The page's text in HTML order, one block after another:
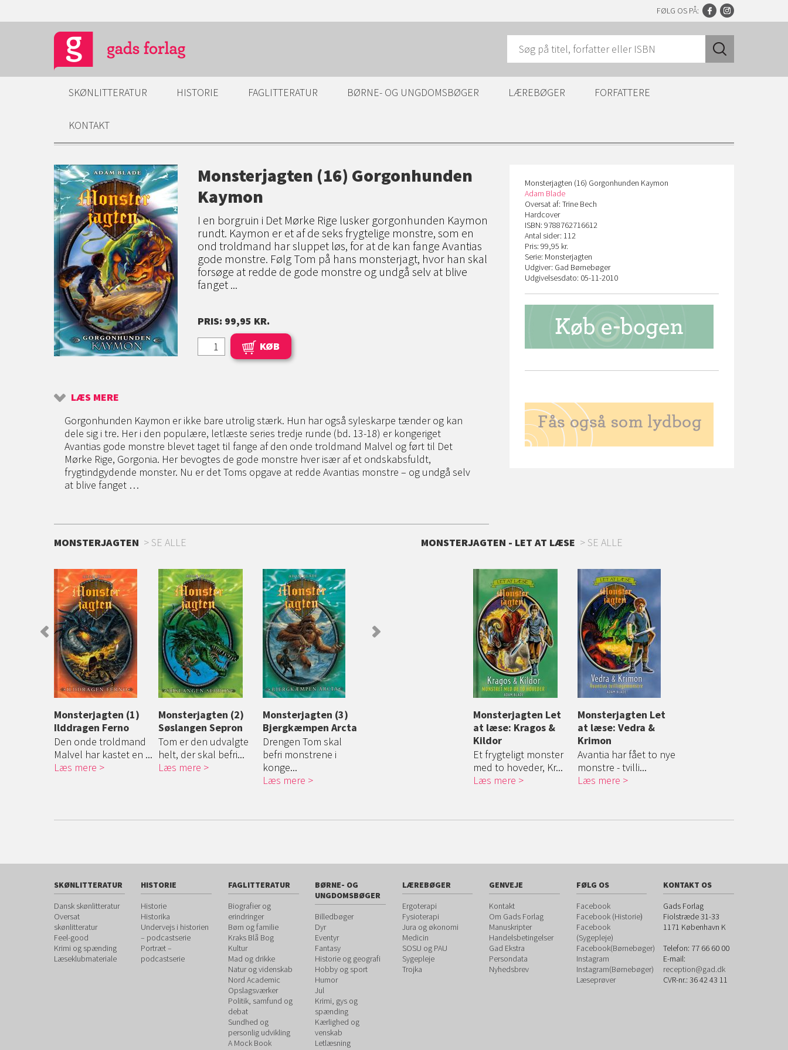
FØLG OS PÅ:
SKØNLITTERATUR HISTORIE FAGLITTERATUR BØRNE- OG UNGDOMSBØGER LÆREBØGER FORFATTERE
KONTAKT
Monsterjagten (16) Gorgonhunden
Kaymon
I en borgruin i Det Mørke Rige lusker gorgonhunden Kaymon
rundt. Kaymon er et af de seks frygtelige monstre, som en
ond troldmand har sluppet løs, for at de kan fange Avantias
gode monstre. Følg Tom på hans monsterjagt, hvor han skal
forsøge at redde de gode monstre og undgå selv at blive
fanget ...
PRIS: 99,95 KR.
KØB
LÆS MERE
Gorgonhunden Kaymon er ikke bare utrolig stærk. Hun har også syleskarpe tænder og kan
dele sig i tre. Her i den populære, letlæste series tredje runde (bd. 13-18) er kongeriget
Avantias gode monstre blevet taget til fange af den onde troldmand Malvel og ført til Det
Mørke Rige, Gorgonia. Her bevogtes de gode monstre hver især af et ondskabsfuldt,
frygtindgydende monster. Nu er det Toms opgave at redde Avantias monstre – og undgå selv
at blive fanget …
Monsterjagten (16) Gorgonhunden Kaymon
Adam Blade
Oversat af: Trine Bech
Hardcover
ISBN: 9788762716612
Antal sider: 112
Pris: 99,95 kr.
Serie: Monsterjagten
Udgiver: Gad Børnebøger
Udgivelsesdato: 05-11-2010
MONSTERJAGTEN - LET AT LÆSE SE ALLE
Monsterjagten Let
at læse: Kragos &
Kildor
Et frygteligt monster
med to hoveder, Kr...
Læs mere
Monsterjagten Let
at læse: Vedra &
Krimon
Avantia har fået to nye
monstre - tvilli...
Læs mere
MONSTERJAGTEN SE ALLE
Monsterjagten (1)
Ilddragen Ferno
Den onde troldmand
Malvel har kastet en ...
Læs mere
Monsterjagten (2)
Søslangen Sepron
Tom er den udvalgte
helt, der skal befri...
Læs mere
Monsterjagten (3)
Bjergkæmpen Arcta
Drengen Tom skal
befri monstrene i
konge...
Læs mere
Monsterjagten (5)
Sneuhyret Nanook
Drengen Tom har
sammen med pigen
Elenna ...
Læs mere
Monsterjagten (6)
Flammefuglen Epos
Kongeriget Avantia
trues af seks
magiske...
Læs mere
SKØNLITTERATUR
Dansk skønlitteratur
Oversat
skønlitteratur
Feel-good
Krimi og spænding
Læseklubmateriale
HISTORIE
Historie
Historika
Undervejs i historien
– podcastserie
Portræt –
podcastserie
FAGLITTERATUR
Biografier og
erindringer
Børn og familie
Kraks Blå Bog
Kultur
Mad og drikke
Natur og videnskab
Nord Academic
Opslagsværker
Politik, samfund og
debat
Sundhed og
personlig udvikling
A Mock Book
BØRNE- OG
UNGDOMSBØGER
Billedbøger
Dyr
Eventyr
Fantasy
Historie og geografi
Hobby og sport
Humor
Jul
Krimi, gys og
spænding
Kærlighed og
venskab
Letlæsning
LÆREBØGER
Ergoterapi
Fysioterapi
Jura og økonomi
Medicin
SOSU og PAU
Sygepleje
Trojka
GENVEJE
Kontakt
Om Gads Forlag
Manuskripter
Handelsbetingelser
Gad Ekstra
Persondata
Nyhedsbrev
FØLG OS
Facebook
Facebook (Historie)
Facebook
(Sygepleje)
Facebook(Børnebøger)
Instagram
Instagram(Børnebøger)
Læseprøver
KONTAKT OS
Gads Forlag
Fiolstræde 31-33
1171 København K
Telefon: 77 66 60 00
E-mail:
reception@gad.dk
CVR-nr.: 36 42 43 11